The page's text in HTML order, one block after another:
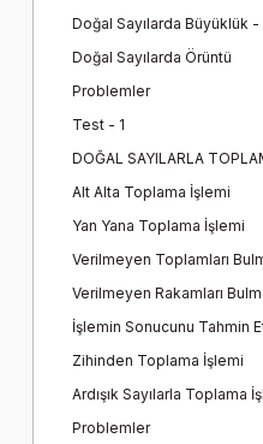
Doğal Sayılarda Büyüklük
Doğal Sayılarda Örüntü
Problemler
Test - 1
DOĞAL SAYILARLA
Alt Alta Toplama İşlemi
Yan Yana Toplama İşlemi
Verilmeyen Toplamları
Verilmeyen Rakamları
İşlemin Sonucunu Tahmin
Zihinden Toplama İşlemi
Ardışık Sayılarla Toplama
Problemler